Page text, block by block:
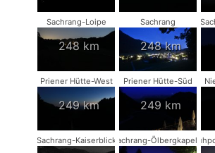
Sachrang-Loipe
248 km
Sachrang
248 km
Priener Hütte-West
249 km
Priener Hütte-Süd
249 km
Sachrang-KaiserblickSachrang-Ölbergkapelle